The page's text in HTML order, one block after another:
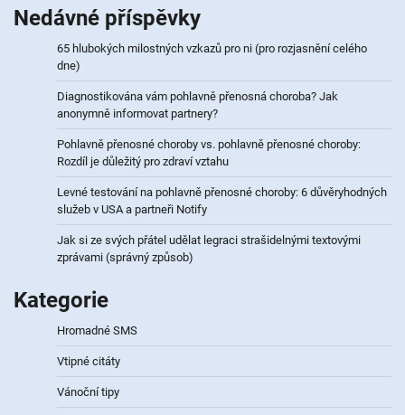
Nedávné příspěvky
65 hlubokých milostných vzkazů pro ni (pro rozjasnění celého
dne)
Diagnostikována vám pohlavně přenosná choroba? Jak
anonymně informovat partnery?
Pohlavně přenosné choroby vs. pohlavně přenosné choroby:
Rozdíl je důležitý pro zdraví vztahu
Levné testování na pohlavně přenosné choroby: 6 důvěryhodných
služeb v USA a partneři Notify
Jak si ze svých přátel udělat legraci strašidelnými textovými
zprávami (správný způsob)
Kategorie
Hromadné SMS
Vtipné citáty
Vánoční tipy